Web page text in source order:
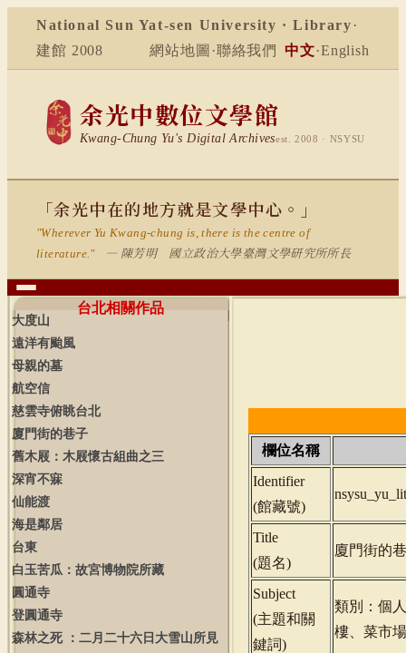
National Sun Yat-sen University · Library ·
建館 2008
網站地圖 ·聯絡我們 中文·English
余光中數位文學館
Kwang-Chung Yu's Digital Archivesest. 2008 · NSYSU
「余光中在的地方就是文學中心。」
"Wherever Yu Kwang-chung is, there is the centre of
literature."
— 陳芳明 國立政治大學臺灣文學研究所所長
台北相關作品
大度山
遠洋有颱風
母親的墓
航空信
慈雲寺俯眺台北
廈門街的巷子
舊木屐：木屐懷古組曲之三
深宵不寐
仙能渡
海是鄰居
台東
白玉苦瓜：故宮博物院所藏
圓通寺
登圓通寺
森林之死 ：二月二十六日大雪山所見
欄位名稱
Identifier
(館藏號)
Title
(題名)
廈門街的
Subject
(主題和關
鍵詞)
類別：個
樓、菜市